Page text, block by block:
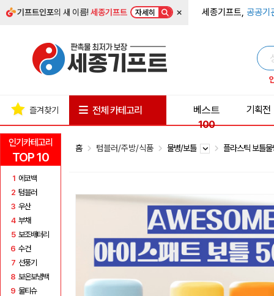
기프트인포의 새 이름!세종기프트 자세히 × 세종기프트, 공공기
인기카테고리
TOP 10
1 에코백
2 텀블러
3 우산
4 부채
5 보조배터리
6 수건
7 선풍기
8 보온보냉백
9 물티슈
즐겨찾기 전체 카테고리
베스트
100
기획전
홈 텀블러/주방/식품 물병/보틀 플라스틱 보틀